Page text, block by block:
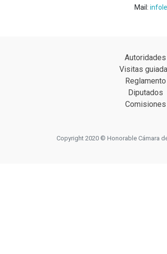
Mail:
Autoridades
Visitas
Reglamento
Diputados
Comisiones
Copyright 2020 © Honorable Cámara